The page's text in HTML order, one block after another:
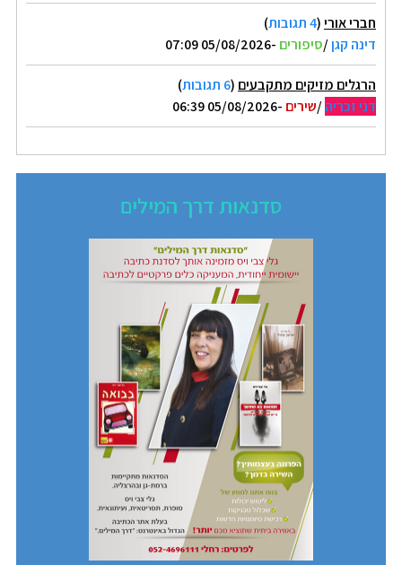
חברי אורי(4 תגובות
)
דינה קגן/סיפורים -05/08/2026 07:09
הרגלים מזיקים מתקבעים (6 תגובות
)
דני זכריה/שירים -05/08/2026 06:39
סדנאות דרך המילים